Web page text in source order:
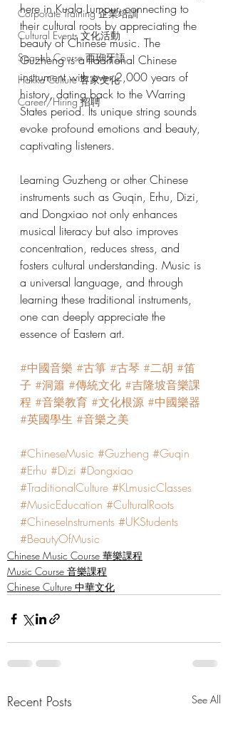
Corporate Training 企業培訓
Cultural Events 文化活動
Spanish Course 西班牙語
Hakka Culture 客家文化
Career/Hiring 招聘
here in Kuala Lumpur, connecting to
their cultural roots by appreciating the
beauty of Chinese music. The
Guzheng is a traditional Chinese
instrument with over 2,000 years of
history, dating back to the Warring
States period. Its unique string sounds
evoke profound emotions and beauty,
captivating listeners.
Learning Guzheng or other Chinese
instruments such as Guqin, Erhu, Dizi,
and Dongxiao not only enhances
musical literacy but also improves
concentration, reduces stress, and
fosters cultural understanding. Music is
a universal language, and through
learning these traditional instruments,
one can deeply appreciate the
essence of Eastern art.
#中國音樂 #古箏 #古琴 #二胡 #笛
子 #洞簫 #傳統文化 #吉隆坡音樂課
程 #音樂教育 #文化根源 #中國樂器
#英國學生 #音樂之美
#ChineseMusic #Guzheng #Guqin
#Erhu #Dizi #Dongxiao
#TraditionalCulture #KLmusicClasses
#MusicEducation #CulturalRoots
#ChineseInstruments #UKStudents
#BeautyOfMusic
Chinese Music Course 華樂課程
Music Course 音樂課程
Chinese Culture 中華文化
Recent Posts See All